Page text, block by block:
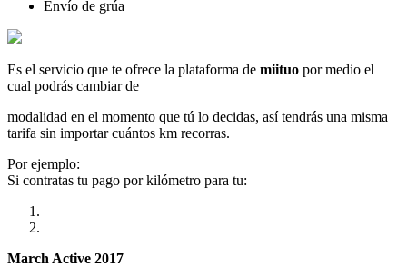
Envío de grúa
Es el servicio que te ofrece la plataforma de miituo por medio el
cual podrás cambiar de
modalidad en el momento que tú lo decidas, así tendrás una misma
tarifa sin importar cuántos km recorras.
Por ejemplo:
Si contratas tu pago por kilómetro para tu:
March Active 2017